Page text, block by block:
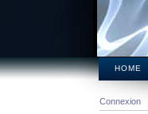
HOME
Connexion